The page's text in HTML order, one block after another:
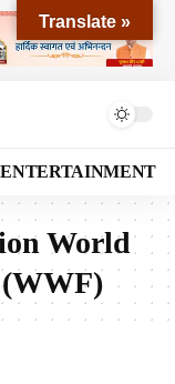
ENTERTAINMENT
World
Translate »